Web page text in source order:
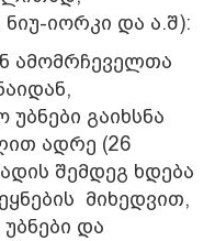
იორკი და ა.შ):
ამომრჩეველთა
გაიხსნა
ადრე (26
შემდეგ ხდება
მიხედვით,
და